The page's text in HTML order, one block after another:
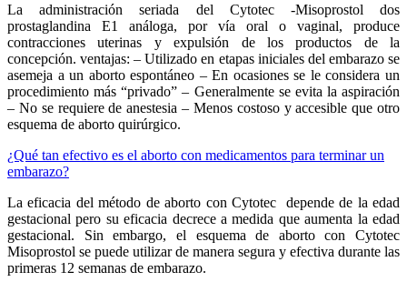
La administración seriada del Cytotec -Misoprostol dos
prostaglandina E1 análoga, por vía oral o vaginal, produce
contracciones uterinas y expulsión de los productos de la
concepción. ventajas: – Utilizado en etapas iniciales del embarazo se
asemeja a un aborto espontáneo – En ocasiones se le considera un
procedimiento más “privado” – Generalmente se evita la aspiración
– No se requiere de anestesia – Menos costoso y accesible que otro
esquema de aborto quirúrgico.
¿Qué tan efectivo es el aborto con medicamentos para terminar un
embarazo?
La eficacia del método de aborto con Cytotec depende de la edad
gestacional pero su eficacia decrece a medida que aumenta la edad
gestacional. Sin embargo, el esquema de aborto con Cytotec
Misoprostol se puede utilizar de manera segura y efectiva durante las
primeras 12 semanas de embarazo.